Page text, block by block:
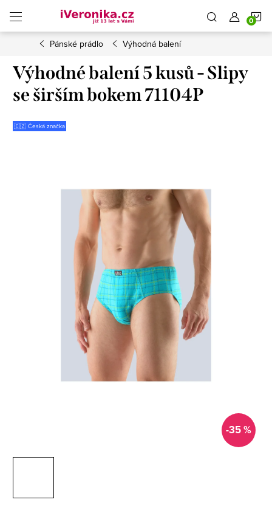
obsah
Pánské prádlo Výhodná balení
Výhodné balení 5 kusů - Slipy
se širším bokem 71104P
🇨🇿 Česká značka
-35 %